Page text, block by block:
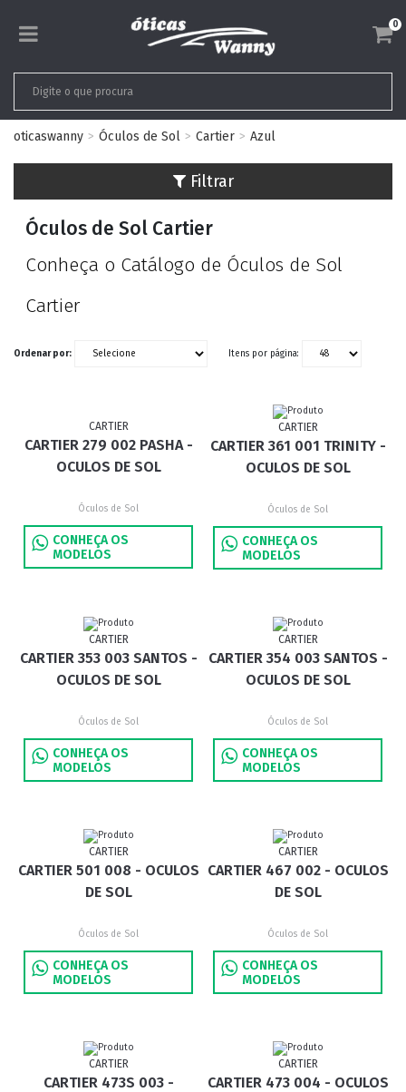
0
oticaswanny Óculos de Sol Cartier Azul
Filtrar
Óculos de Sol Cartier
Conheça o Catálogo de Óculos de Sol
Cartier
Ordenar por: Itens por página:
CARTIER
CARTIER 279 002 PASHA -
OCULOS DE SOL
Óculos de Sol
CONHEÇA OS
MODELOS
CARTIER
CARTIER 361 001 TRINITY -
OCULOS DE SOL
Óculos de Sol
CONHEÇA OS
MODELOS
CARTIER
CARTIER 353 003 SANTOS -
OCULOS DE SOL
Óculos de Sol
CONHEÇA OS
MODELOS
CARTIER
CARTIER 354 003 SANTOS -
OCULOS DE SOL
Óculos de Sol
CONHEÇA OS
MODELOS
CARTIER
CARTIER 501 008 - OCULOS
DE SOL
Óculos de Sol
CONHEÇA OS
MODELOS
CARTIER
CARTIER 467 002 - OCULOS
DE SOL
Óculos de Sol
CONHEÇA OS
MODELOS
CARTIER
CARTIER 473S 003 -
CARTIER
CARTIER 473 004 - OCULOS